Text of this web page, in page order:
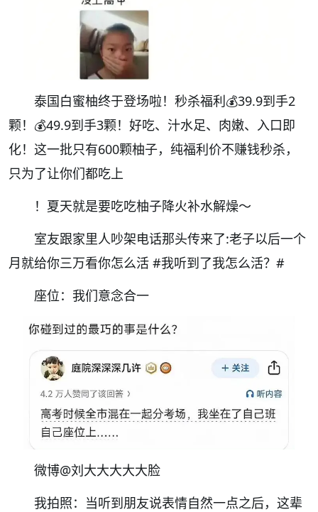
泰国白蜜柚终于登场啦！ 秒杀福利💰39.9到手2
颗！💰49.9到手3颗！ 好吃、汁水足、肉嫩、入口即
化！这一批只有600颗柚子，纯福利价不赚钱秒杀，
只为了让你们都吃上
！夏天就是要吃吃柚子降火补水解燥～
室友跟家里人吵架电话那头传来了:老子以后一个
月就给你三万看你怎么活 #我听到了我怎么活？#
座位：我们意念合一
微博@刘大大大大大脸
我拍照：当听到朋友说表情自然一点之后，这辈